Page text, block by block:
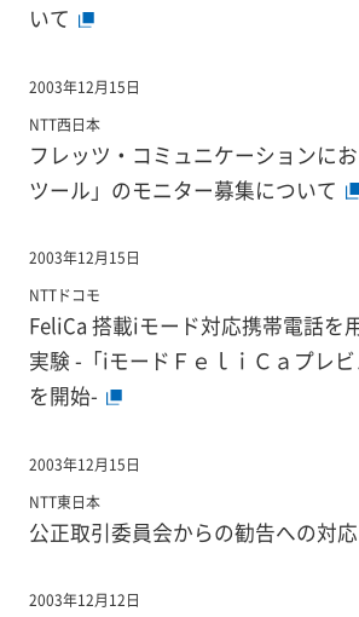
いて
2003年12月15日
NTT西日本
フレッツ・コミュニケーションに
ツール」のモニター募集について
2003年12月15日
NTTドコモ
FeliCa 搭載iモード対応携帯電話を
実験 -「iモードＦｅｌｉＣａプレビ
を開始-
2003年12月15日
NTT東日本
公正取引委員会からの勧告への対
2003年12月12日